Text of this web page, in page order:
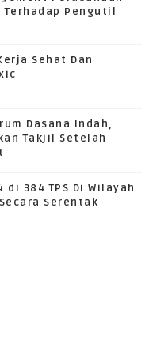
Pengutil
Sehat Dan
Dasana Indah,
Takjil Setelah
384 TPS Di Wilayah
Serentak